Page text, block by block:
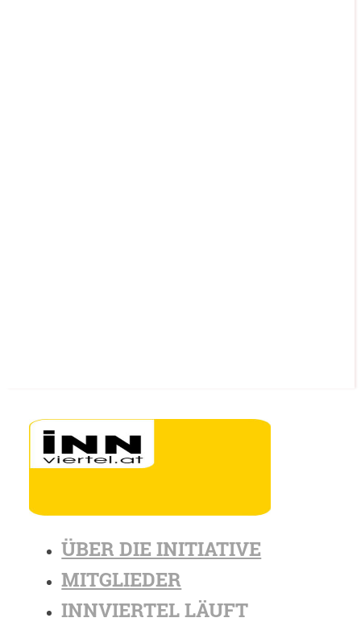
ÜBER DIE INITIATIVE
MITGLIEDER
INNVIERTEL LÄUFT